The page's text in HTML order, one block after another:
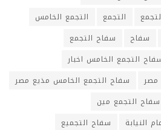
التجمع
التجمع الخامس
سفاح
سفاح التجمع
التجمع الخامس اخبار
سفاح التجمع الخامس مذيع مصر
سفاح التجمع مين
النيابة
سفاح التجميع